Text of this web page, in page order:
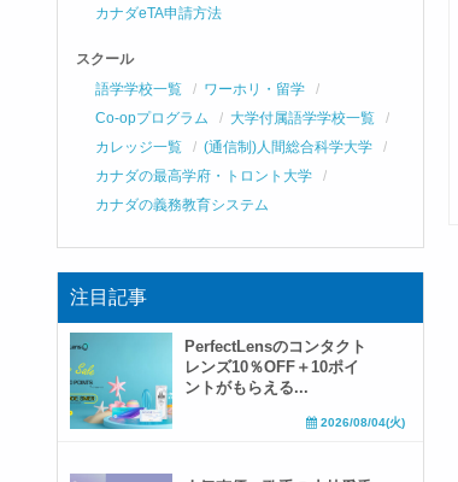
カナダeTA申請方法
スクール
語学学校一覧
ワーホリ・留学
Co-opプログラム
大学付属語学学校一覧
カレッジ一覧
(通信制)人間総合科学大学
カナダの最高学府・トロント大学
カナダの義務教育システム
注目記事
PerfectLensのコンタクト
レンズ10％OFF＋10ポイ
ントがもらえる...
2026/08/04(火)